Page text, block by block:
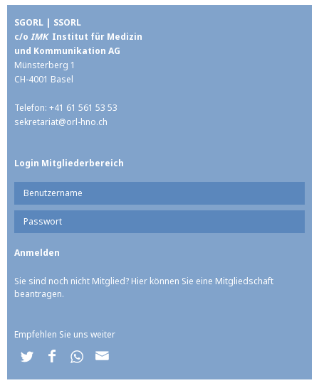
SGORL | SSORL
c/o IMKInstitut für Medizin
und Kommunikation AG
Münsterberg 1
CH-4001 Basel
Telefon: +41 61 561 53 53
sekretariat@orl-hno.ch
Login Mitgliederbereich
Sie sind noch nicht Mitglied? Hier können Sie eine Mitgliedschaft
beantragen.
Empfehlen Sie uns weiter